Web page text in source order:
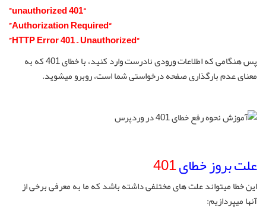
“401 unauthorized”
“Authorization Required”
“HTTP Error 401 – Unauthorized”
پس هنگامی که اطلاعات ورودی نادرست وارد کنید، با خطای 401 که به
معنای عدم بارگذاری صفحه درخواستی شما است، روبرو میشوید.
علت بروز خطای401
این خطا میتواند علت های مختلفی داشته باشد که ما به معرفی برخی از
آنها میپردازیم: